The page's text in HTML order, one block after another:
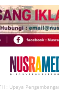
: Upaya